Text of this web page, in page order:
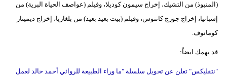
(المنبوذ) من التشيك، إخراج سيمون كوديلا، وفيلم (عواصف الحياة البرية) من
إسبانيا، إخراج جورج كانتوس، وفيلم (بيت بعيد بعيد) من بلغاريا، إخراج ديميتار
كومانوف.
قد يهمك ايضاً:
"نتفليكس" تعلن عن تحويل سلسلة "ما وراء الطبيعة للروائي أحمد خالد لعمل